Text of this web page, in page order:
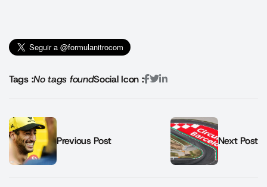
Tags :No tags foundSocial Icon :
Previous Post Next Post